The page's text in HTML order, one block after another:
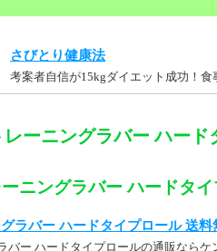
さびとり健康法
考案者自信が15kgダイエット成功！食
ーニングラバー ハード
ニングラバー ハードタ
ラバー ハードタイプロール 送料
バー ハードタイプロールの通販なら